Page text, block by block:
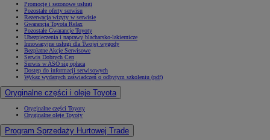
Promocje i sezonowe usługi
Pozostałe oferty serwisu
Rezerwacja wizyty w serwisie
Gwarancja Toyota Relax
Pozostałe Gwarancje Toyoty
Ubezpieczenia i naprawy blacharsko-lakiernicze
Innowacyjne usługi dla Twojej wygody
Bezpłatne Akcje Serwisowe
Serwis Dobrych Cen
Serwis w ASO się opłaca
Dostęp do informacji serwisowych
Wykaz wydanych zaświadczeń o odbytym szkoleniu (pdf)
Oryginalne części i oleje Toyota
Oryginalne części Toyoty
Oryginalne oleje Toyoty
Program Sprzedaży Hurtowej Trade